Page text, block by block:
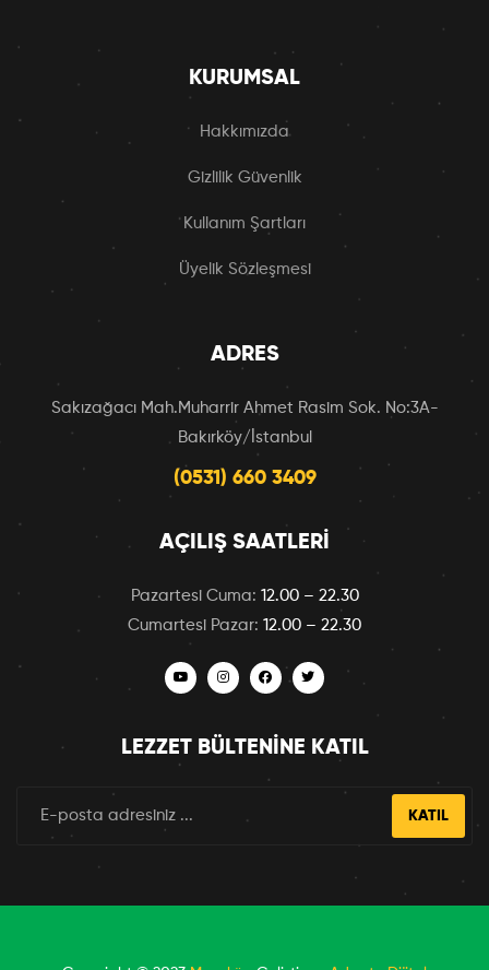
KURUMSAL
Hakkımızda
Gizlilik Güvenlik
Kullanım Şartları
Üyelik Sözleşmesi
ADRES
Sakızağacı Mah.Muharrir Ahmet Rasim Sok. No:3A-
Bakırköy/İstanbul
(0531) 660 3409
AÇILIŞ SAATLERI
Pazartesi Cuma: 12.00 – 22.30
Cumartesi Pazar: 12.00 – 22.30
LEZZET BÜLTENINE KATIL
KATIL